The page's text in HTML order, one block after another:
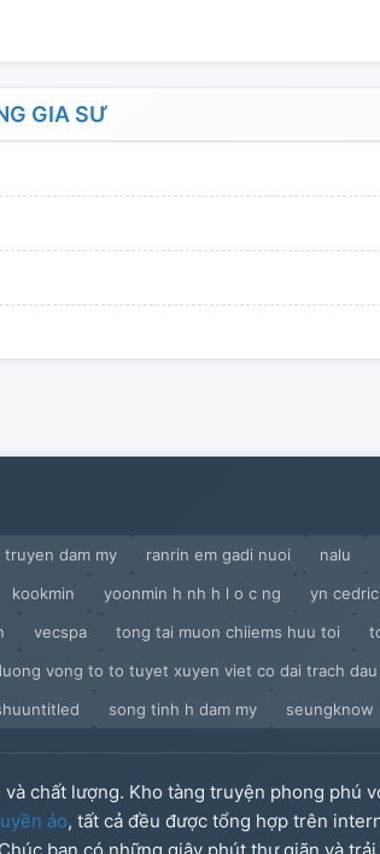
GIA SƯ
dam my ranrin em gadi nuoi nalu
kookmin yoonmin h nh h l o c ng yn cedric
vecspa tong tai muon chiiems huu toi
vong to to tuyet xuyen viet co dai trach dau
song tinh h dam my seungknow
chất lượng. Kho tàng truyện phong phú
ảo, tất cả đều được tổng hợp trên